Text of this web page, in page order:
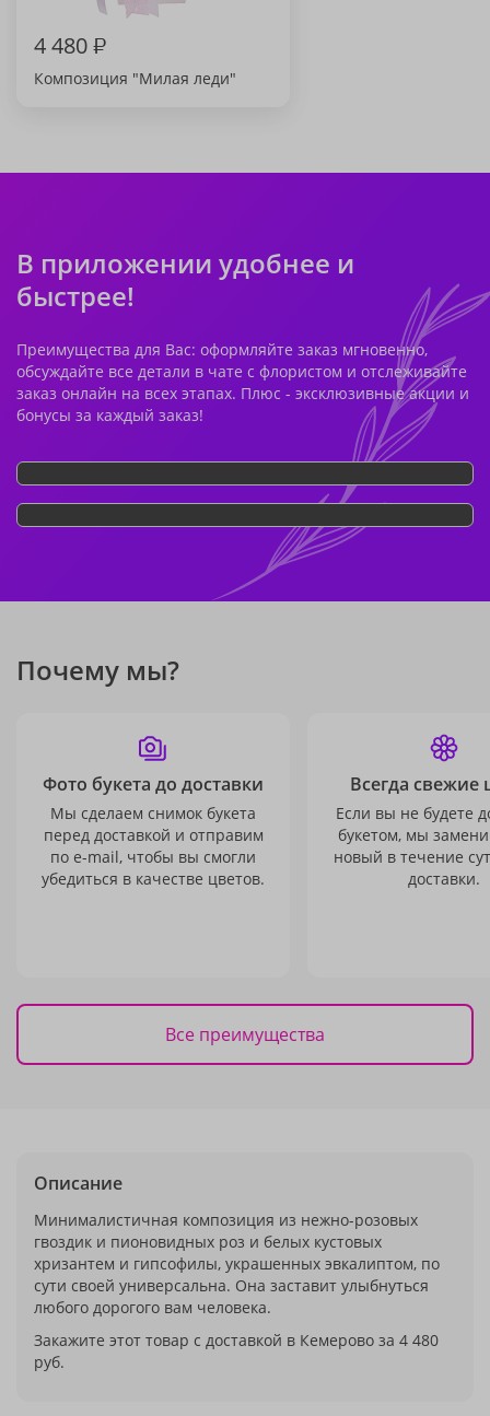
4 480₽
Композиция "Милая леди"
В приложении удобнее и
быстрее!
Преимущества для Вас: оформляйте заказ мгновенно,
обсуждайте все детали в чате с флористом и отслеживайте
заказ онлайн на всех этапах. Плюс - эксклюзивные акции и
бонусы за каждый заказ!
Почему мы?
Фото букета до доставки
Мы сделаем снимок букета
перед доставкой и отправим
по e-mail, чтобы вы смогли
убедиться в качестве цветов.
Всегда свежие
Если вы не будете
букетом, мы
новый в течение
доставки.
Все преимущества
Описание
Минималистичная композиция из нежно-розовых
гвоздик и пионовидных роз и белых кустовых
хризантем и гипсофилы, украшенных эвкалиптом, по
сути своей универсальна. Она заставит улыбнуться
любого дорогого вам человека.
Закажите этот товар с доставкой в Кемерово за 4 480
руб.